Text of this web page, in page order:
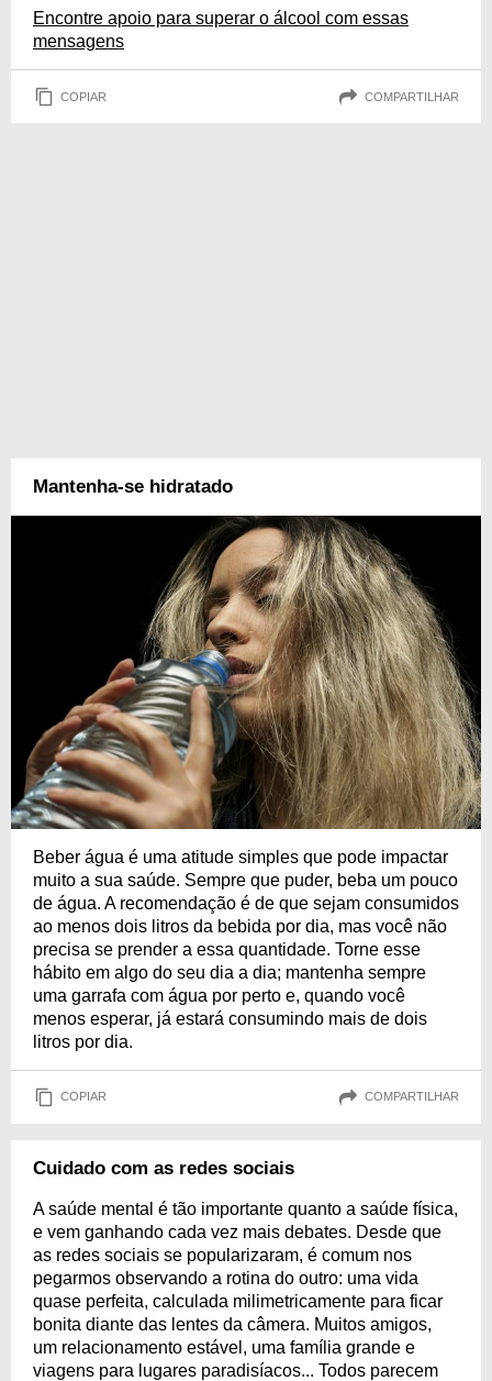
Encontre apoio para superar o álcool com essas
mensagens
COPIAR COMPARTILHAR
Mantenha-se hidratado
Beber água é uma atitude simples que pode impactar
muito a sua saúde. Sempre que puder, beba um pouco
de água. A recomendação é de que sejam consumidos
ao menos dois litros da bebida por dia, mas você não
precisa se prender a essa quantidade. Torne esse
hábito em algo do seu dia a dia; mantenha sempre
uma garrafa com água por perto e, quando você
menos esperar, já estará consumindo mais de dois
litros por dia.
COPIAR COMPARTILHAR
Cuidado com as redes sociais
A saúde mental é tão importante quanto a saúde física,
e vem ganhando cada vez mais debates. Desde que
as redes sociais se popularizaram, é comum nos
pegarmos observando a rotina do outro: uma vida
quase perfeita, calculada milimetricamente para ficar
bonita diante das lentes da câmera. Muitos amigos,
um relacionamento estável, uma família grande e
viagens para lugares paradisíacos... Todos parecem